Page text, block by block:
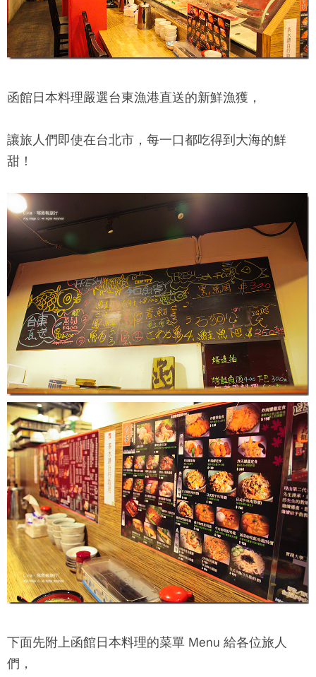
函館日本料理嚴選台東漁港直送的新鮮漁獲，
讓旅人們即使在台北市，每一口都吃得到大海的鮮
甜！
下面先附上函館日本料理的菜單 Menu 給各位旅人
們，